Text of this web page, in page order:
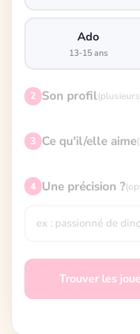
Ado
13-15 ans
2 Son profil
3 Ce qu'il/elle aime
4 Une précision ?
Trouver les